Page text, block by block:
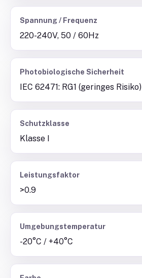
Spannung / Frequenz
220-240V, 50 / 60Hz
Photobiologische Sicherheit
IEC 62471: RG1 (geringes Risiko)
Schutzklasse
Klasse I
Leistungsfaktor
>0.9
Umgebungstemperatur
-20°C / +40°C